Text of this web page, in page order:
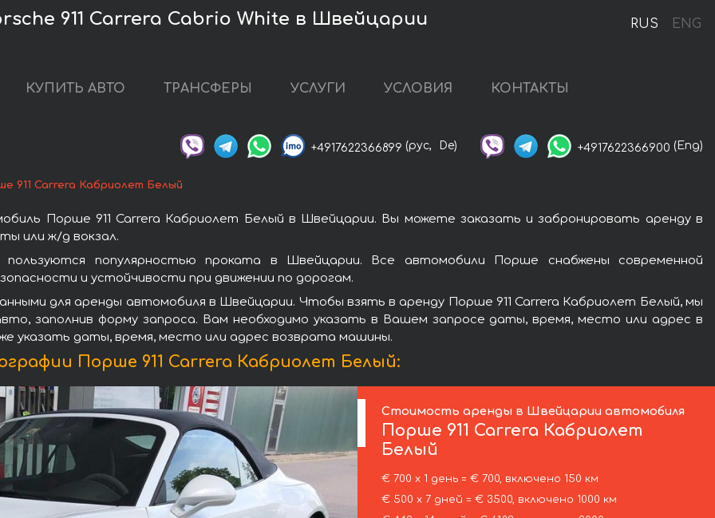
RUS ENG
911 Carrera Cabrio White в Швейцарии
КУПИТЬ АВТО ТРАНСФЕРЫ УСЛУГИ УСЛОВИЯ КОНТАКТЫ
+4917622366899 (рус, De) +4917622366900 (Eng)
911 Carrera Кабриолет Белый
Порше 911 Carrera Кабриолет Белый в Швейцарии. Вы можете заказать и забронировать аренду в
или ж/д вокзал.
популярностью проката в Швейцарии. Все автомобили Порше снабжены современной
и устойчивости при движении по дорогам.
для аренды автомобиля в Швейцарии. Чтобы взять в аренду Порше 911 Carrera Кабриолет Белый, мы
заполнив форму запроса. Вам необходимо указать в Вашем запросе даты, время, место или адрес в
указать даты, время, место или адрес возврата машины.
Порше 911 Carrera Кабриолет Белый:
Стоимость аренды в Швейцарии автомобиля
Порше 911 Carrera Кабриолет
Белый
€ 700 х 1 день = € 700, включено 150 км
€ 500 х 7 дней = € 3500, включено 1000 км